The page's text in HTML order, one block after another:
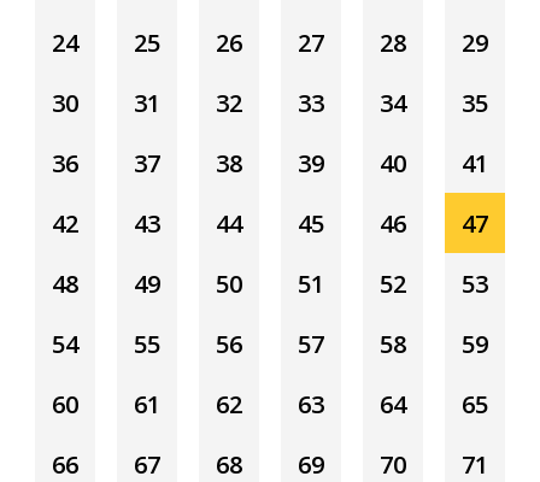
24
25 26 27 28
29
30
31 32 33 34
35
36
37 38 39 40
41
42
43 44 45 46
47
48
49 50 51 52
53
54
55 56 57 58
59
60
61 62 63 64
65
66
67 68 69 70
71